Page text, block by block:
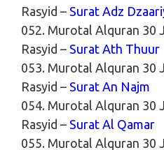
Rasyid – Surat Adz
052. Murotal Alquran 30
Rasyid – Surat Ath Thuur
053. Murotal Alquran 30
Rasyid – Surat An Najm
054. Murotal Alquran 30
Rasyid – Surat Al Qamar
055. Murotal Alquran 30